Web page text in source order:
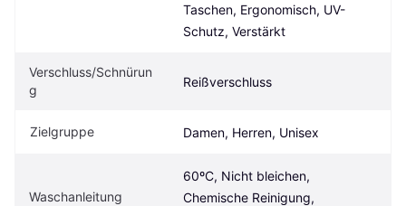
Taschen, Ergonomisch, UV-
Schutz, Verstärkt
Verschluss/Schnürun
g
Reißverschluss
Zielgruppe Damen, Herren, Unisex
Waschanleitung
60ºC, Nicht bleichen,
Chemische Reinigung,